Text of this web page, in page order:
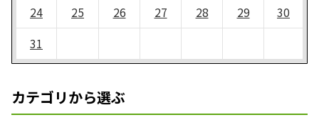
24
25 26 27 28 29
30
31
カテゴリから選ぶ